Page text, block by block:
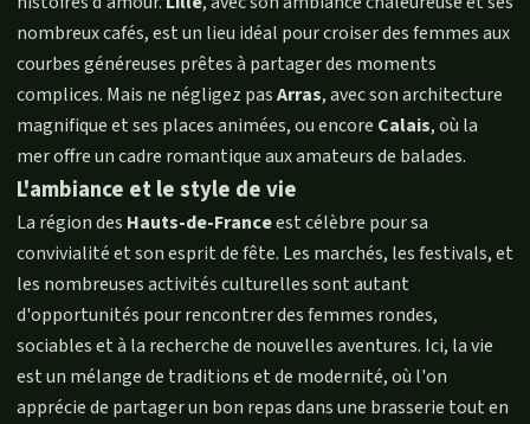
nombreux cafés, est un lieu idéal pour croiser des femmes aux
courbes généreuses prêtes à partager des moments
complices. Mais ne négligez pasArras, avec son architecture
magnifique et ses places animées, ou encore Calais, où la
mer offre un cadre romantique aux amateurs de balades.
L'ambiance et le style de vie
La région des Hauts-de-Franceest célèbre pour sa
convivialité et son esprit de fête. Les marchés, les festivals, et
les nombreuses activités culturelles sont autant
d'opportunités pour rencontrer des femmes rondes,
sociables et à la recherche de nouvelles aventures. Ici, la vie
est un mélange de traditions et de modernité, où l'on
apprécie de partager un bon repas dans une brasserie tout en